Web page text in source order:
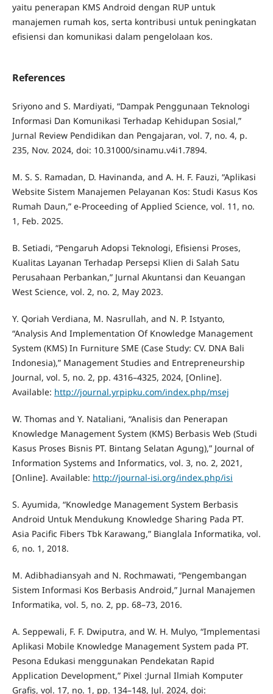
yaitu penerapan KMS Android dengan RUP untuk
manajemen rumah kos, serta kontribusi untuk peningkatan
efisiensi dan komunikasi dalam pengelolaan kos.
References
Sriyono and S. Mardiyati, “Dampak Penggunaan Teknologi
Informasi Dan Komunikasi Terhadap Kehidupan Sosial,”
Jurnal Review Pendidikan dan Pengajaran, vol. 7, no. 4, p.
235, Nov. 2024, doi: 10.31000/sinamu.v4i1.7894.
M. S. S. Ramadan, D. Havinanda, and A. H. F. Fauzi, “Aplikasi
Website Sistem Manajemen Pelayanan Kos: Studi Kasus Kos
Rumah Daun,” e-Proceeding of Applied Science, vol. 11, no.
1, Feb. 2025.
B. Setiadi, “Pengaruh Adopsi Teknologi, Efisiensi Proses,
Kualitas Layanan Terhadap Persepsi Klien di Salah Satu
Perusahaan Perbankan,” Jurnal Akuntansi dan Keuangan
West Science, vol. 2, no. 2, May 2023.
Y. Qoriah Verdiana, M. Nasrullah, and N. P. Istyanto,
“Analysis And Implementation Of Knowledge Management
System (KMS) In Furniture SME (Case Study: CV. DNA Bali
Indonesia),” Management Studies and Entrepreneurship
Journal, vol. 5, no. 2, pp. 4316–4325, 2024, [Online].
Available: http://journal.yrpipku.com/index.php/msej
W. Thomas and Y. Nataliani, “Analisis dan Penerapan
Knowledge Management System (KMS) Berbasis Web (Studi
Kasus Proses Bisnis PT. Bintang Selatan Agung),” Journal of
Information Systems and Informatics, vol. 3, no. 2, 2021,
[Online]. Available: http://journal-isi.org/index.php/isi
S. Ayumida, “Knowledge Management System Berbasis
Android Untuk Mendukung Knowledge Sharing Pada PT.
Asia Pacific Fibers Tbk Karawang,” Bianglala Informatika, vol.
6, no. 1, 2018.
M. Adibhadiansyah and N. Rochmawati, “Pengembangan
Sistem Informasi Kos Berbasis Android,” Jurnal Manajemen
Informatika, vol. 5, no. 2, pp. 68–73, 2016.
A. Seppewali, F. F. Dwiputra, and W. H. Mulyo, “Implementasi
Aplikasi Mobile Knowledge Management System pada PT.
Pesona Edukasi menggunakan Pendekatan Rapid
Application Development,” Pixel :Jurnal Ilmiah Komputer
Grafis, vol. 17, no. 1, pp. 134–148, Jul. 2024, doi: